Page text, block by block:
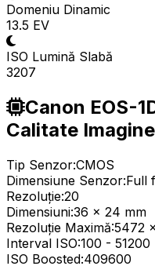
Domeniu Dinamic
13.5 EV
ISO Lumină Slabă
3207
Canon EOS-
Calitate Imagine
Tip Senzor:CMOS
Dimensiune Senzor:Full
Rezoluție:20
Dimensiuni:36 x 24 mm
Rezoluție Maximă:5472
Interval ISO:100 - 51200
ISO Boosted:409600